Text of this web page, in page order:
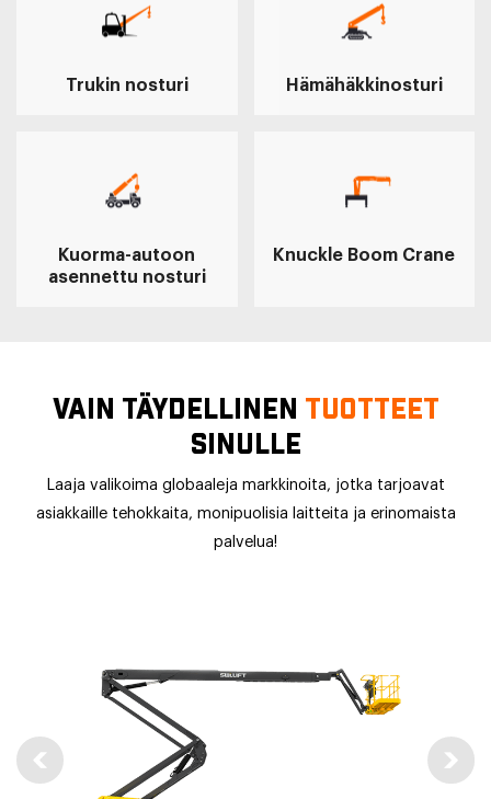
Trukin nosturi Hämähäkkinosturi
Kuorma-autoon
asennettu nosturi
Knuckle Boom Crane
VAIN TÄYDELLINEN TUOTTEET
SINULLE
Laaja valikoima globaaleja markkinoita, jotka tarjoavat
asiakkaille tehokkaita, monipuolisia laitteita ja erinomaista
palvelua!